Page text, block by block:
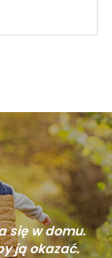
się w domu.
ją okazać.